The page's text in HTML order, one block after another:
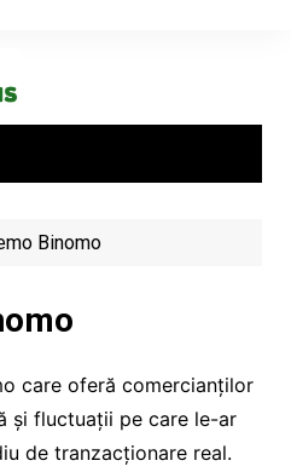
Binomo
care oferă comercianților
și fluctuații pe care le-ar
de tranzacționare real.